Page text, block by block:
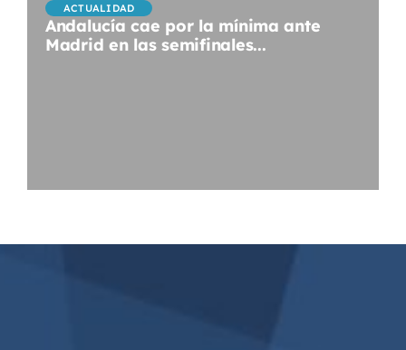
ACTUALIDAD
Andalucía cae por la mínima ante
Madrid en las semifinales...